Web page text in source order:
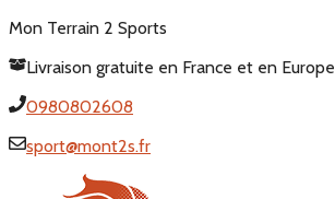
Aller
contenu
Mon Terrain 2 Sports
Livraison gratuite en France et en Europe
0980802608
sport@mont2s.fr